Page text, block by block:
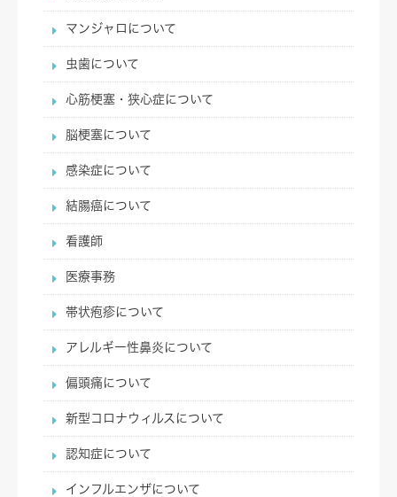
マンジャロについて
虫歯について
心筋梗塞・狭心症について
脳梗塞について
感染症について
結腸癌について
看護師
医療事務
帯状疱疹について
アレルギー性鼻炎について
偏頭痛について
新型コロナウィルスについて
認知症について
インフルエンザについて